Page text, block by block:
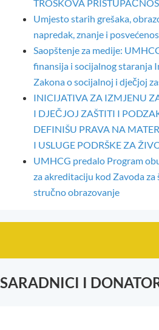
TROŠKOVA
Umjesto starih grešaka,
napredak, znanje i
Saopštenje za medije:
finansija i socijalnog staranja
Zakona o socijalnoj i dječjoj
INICIJATIVA ZA IZMJENU
I DJEČJOJ ZAŠTITI I
DEFINIŠU PRAVA NA
I USLUGE PODRŠKE ZA
UMHCG predalo Program
za akreditaciju kod Zavoda
stručno obrazovanje
SARADNICI I